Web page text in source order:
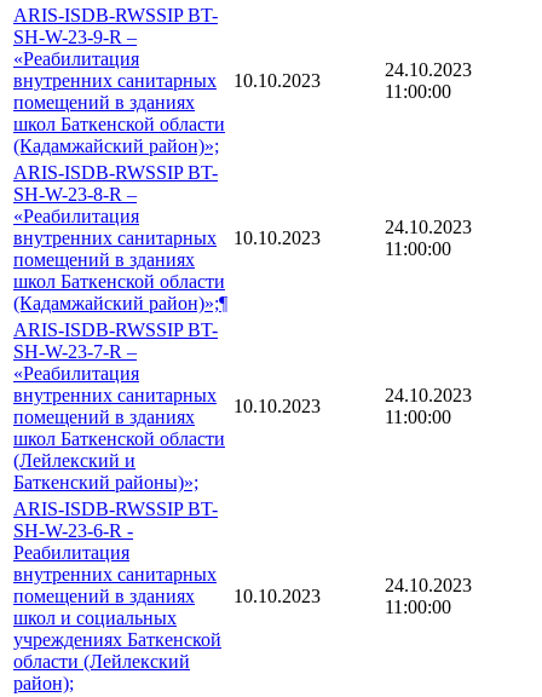
ARIS-ISDB-RWSSIP BT-
SH-W-23-9-R –
«Реабилитация
внутренних санитарных
помещений в зданиях
школ Баткенской области
(Кадамжайский район)»;
10.10.2023
24.10.2023
11:00:00
ARIS-ISDB-RWSSIP BT-
SH-W-23-8-R –
«Реабилитация
внутренних санитарных
помещений в зданиях
школ Баткенской области
(Кадамжайский район)»;¶
10.10.2023
24.10.2023
11:00:00
ARIS-ISDB-RWSSIP BT-
SH-W-23-7-R –
«Реабилитация
внутренних санитарных
помещений в зданиях
школ Баткенской области
(Лейлекский и
Баткенский районы)»;
10.10.2023
24.10.2023
11:00:00
ARIS-ISDB-RWSSIP BT-
SH-W-23-6-R -
Реабилитация
внутренних санитарных
помещений в зданиях
школ и социальных
учреждениях Баткенской
области (Лейлекский
район);
10.10.2023
24.10.2023
11:00:00